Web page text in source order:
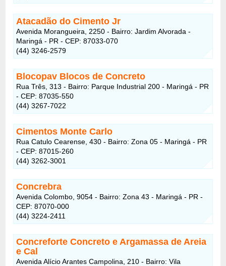
Atacadão do Cimento Jr
Avenida Morangueira, 2250 - Bairro: Jardim Alvorada -
Maringá - PR - CEP: 87033-070
(44) 3246-2579
Blocopav Blocos de Concreto
Rua Três, 313 - Bairro: Parque Industrial 200 - Maringá - PR
- CEP: 87035-550
(44) 3267-7022
Cimentos Monte Carlo
Rua Catulo Cearense, 430 - Bairro: Zona 05 - Maringá - PR
- CEP: 87015-260
(44) 3262-3001
Concrebra
Avenida Colombo, 9054 - Bairro: Zona 43 - Maringá - PR -
CEP: 87070-000
(44) 3224-2411
Concreforte Concreto e Argamassa de Areia
e Cal
Avenida Alício Arantes Campolina, 210 - Bairro: Vila